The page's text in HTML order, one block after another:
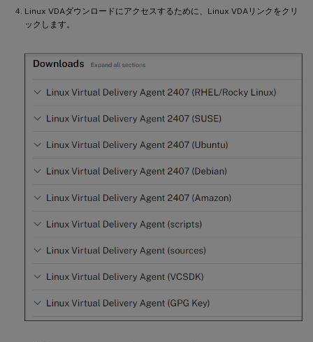
Linux VDAダウンロードにアクセスするために、Linux VDAリンクをクリ
ックします。